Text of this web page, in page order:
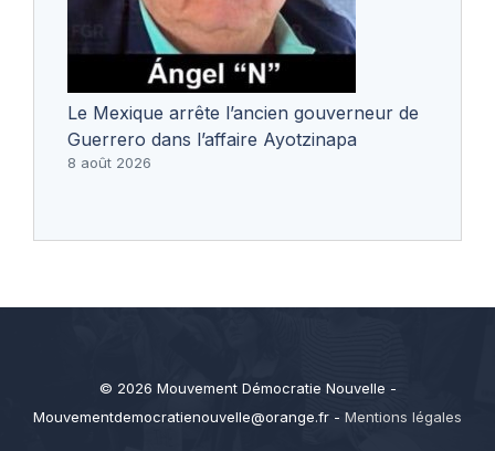
Le Mexique arrête l’ancien gouverneur de
Guerrero dans l’affaire Ayotzinapa
8 août 2026
© 2026 Mouvement Démocratie Nouvelle -
Mouvementdemocratienouvelle@orange.fr - Mentions légales